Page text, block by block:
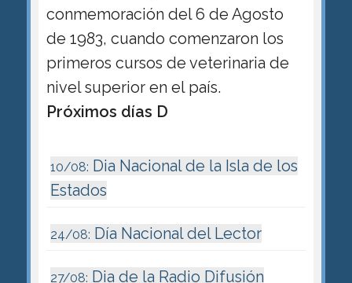
conmemoración del 6 de Agosto
de 1983, cuando comenzaron los
primeros cursos de veterinaria de
nivel superior en el país.
Próximos días D
10/08: Dia Nacional de la Isla de los
Estados
24/08: Día Nacional del Lector
27/08: Dia de la Radio Difusión